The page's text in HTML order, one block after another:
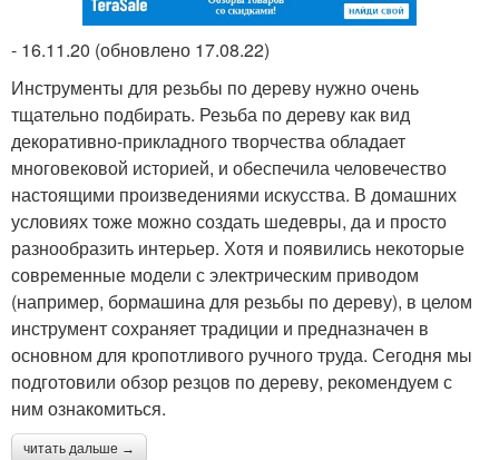
- 16.11.20 (обновлено 17.08.22)
Инструменты для резьбы по дереву нужно очень
тщательно подбирать. Резьба по дереву как вид
декоративно-прикладного творчества обладает
многовековой историей, и обеспечила человечество
настоящими произведениями искусства. В домашних
условиях тоже можно создать шедевры, да и просто
разнообразить интерьер. Хотя и появились некоторые
современные модели с электрическим приводом
(например, бормашина для резьбы по дереву), в целом
инструмент сохраняет традиции и предназначен в
основном для кропотливого ручного труда. Сегодня мы
подготовили обзор резцов по дереву, рекомендуем с
ним ознакомиться.
читать дальше →